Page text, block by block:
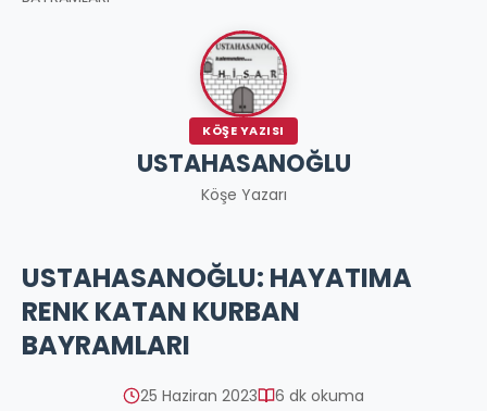
KÖŞE YAZISI
USTAHASANOĞLU
Köşe Yazarı
USTAHASANOĞLU: HAYATIMA
RENK KATAN KURBAN
BAYRAMLARI
25 Haziran 2023 6 dk okuma